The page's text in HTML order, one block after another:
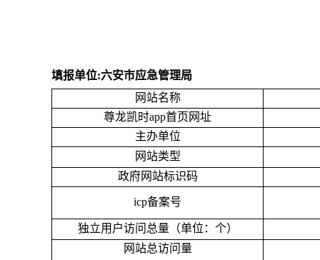
填报单位:六安市应急管理局
网站名称
尊龙凯时app首页网址
主办单位
网站类型
政府网站标识码
icp备案号
独立用户访问总量（单位：个）
网站总访问量